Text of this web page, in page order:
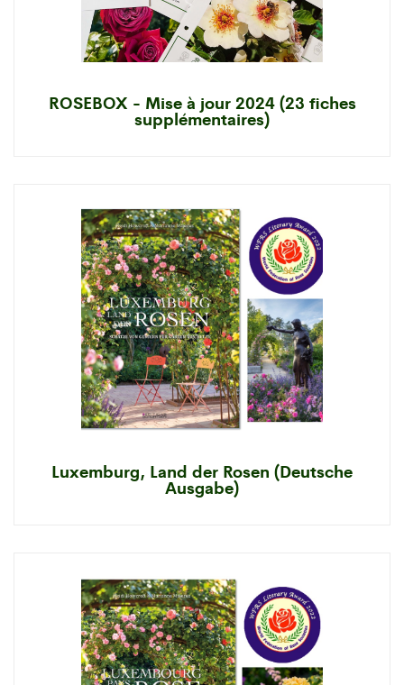
ROSEBOX - Mise à jour 2024 (23 fiches
supplémentaires)
Luxemburg, Land der Rosen (Deutsche
Ausgabe)